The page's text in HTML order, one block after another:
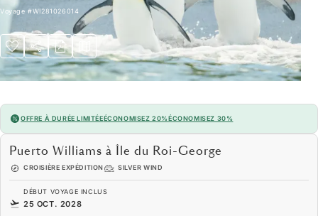
Voyage #WI281026014
OFFRE À DURÉE LIMITÉEÉCONOMISEZ 20%ÉCONOMISEZ 30%
Puerto Williams à Île du Roi-George
CROISIÈRE EXPÉDITION SILVER WIND
DÉBUT VOYAGE INCLUS
25 OCT. 2028